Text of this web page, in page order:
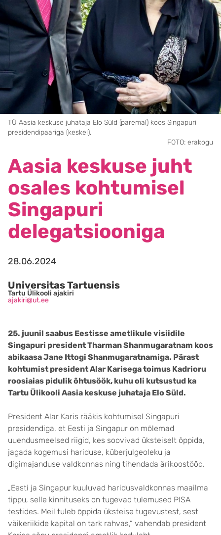
TÜ Aasia keskuse juhataja Elo Süld (paremal) koos Singapuri
presidendipaariga (keskel).
FOTO: erakogu
Aasia keskuse juht
osales kohtumisel
Singapuri
delegatsiooniga
28.06.2024
Universitas Tartuensis
Tartu Ülikooli ajakiri
ajakiri@ut.ee
25. juunil saabus Eestisse ametlikule visiidile
Singapuri president Tharman Shanmugaratnam koos
abikaasa Jane Ittogi Shanmugaratnamiga. Pärast
kohtumist president Alar Karisega toimus Kadrioru
roosiaias pidulik õhtusöök, kuhu oli kutsustud ka
Tartu Ülikooli Aasia keskuse juhataja Elo Süld.
President Alar Karis rääkis kohtumisel Singapuri
presidendiga, et Eesti ja Singapur on mõlemad
uuendusmeelsed riigid, kes soovivad üksteiselt õppida,
jagada kogemusi hariduse, küberjulgeoleku ja
digimajanduse valdkonnas ning tihendada ärikoostööd.
„Eesti ja Singapur kuuluvad haridusvaldkonnas maailma
tippu, selle kinnituseks on tugevad tulemused PISA
testides. Meil tuleb õppida üksteise tugevustest, sest
väikeriikide kapital on tark rahvas,“ vahendab president